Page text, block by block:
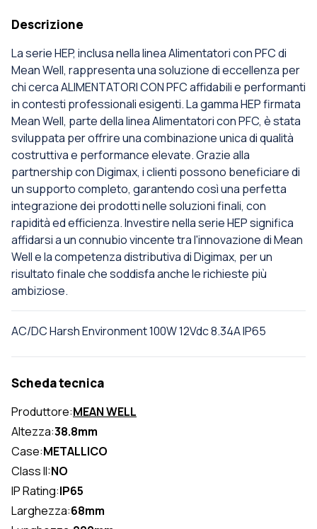
Descrizione
La serie HEP, inclusa nella linea Alimentatori con PFC di
Mean Well, rappresenta una soluzione di eccellenza per
chi cerca ALIMENTATORI CON PFC affidabili e performanti
in contesti professionali esigenti. La gamma HEP firmata
Mean Well, parte della linea Alimentatori con PFC, è stata
sviluppata per offrire una combinazione unica di qualità
costruttiva e performance elevate. Grazie alla
partnership con Digimax, i clienti possono beneficiare di
un supporto completo, garantendo così una perfetta
integrazione dei prodotti nelle soluzioni finali, con
rapidità ed efficienza. Investire nella serie HEP significa
affidarsi a un connubio vincente tra l'innovazione di Mean
Well e la competenza distributiva di Digimax, per un
risultato finale che soddisfa anche le richieste più
ambiziose.
AC/DC Harsh Environment 100W 12Vdc 8.34A IP65
Scheda tecnica
Produttore:MEAN WELL
Altezza:38.8mm
Case:METALLICO
Class II:NO
IP Rating:IP65
Larghezza:68mm